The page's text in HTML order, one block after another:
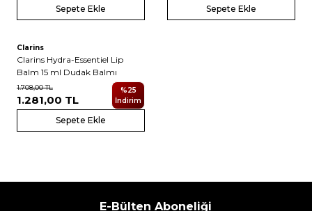
Sepete Ekle Sepete Ekle
Clarins
Clarins Hydra-Essentiel Lip
Balm 15 ml Dudak Balmı
1.708,00TL
1.281,00 TL
%25
İndirim
Sepete Ekle
E-Bülten Aboneliği